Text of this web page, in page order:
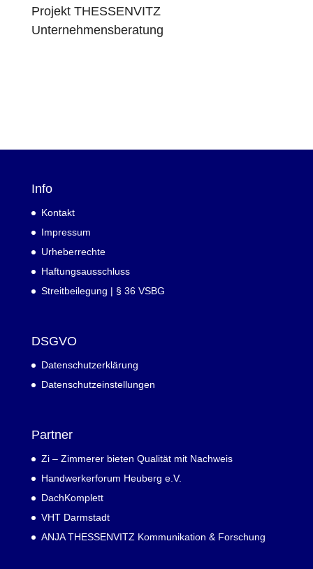
Projekt THESSENVITZ
Unternehmensberatung
Info
Kontakt
Impressum
Urheberrechte
Haftungsausschluss
Streitbeilegung | § 36 VSBG
DSGVO
Datenschutzerklärung
Datenschutzeinstellungen
Partner
Zi – Zimmerer bieten Qualität mit Nachweis
Handwerkerforum Heuberg e.V.
DachKomplett
VHT Darmstadt
ANJA THESSENVITZ Kommunikation & Forschung